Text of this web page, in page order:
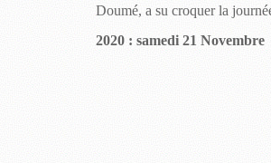
Doumé, a su croquer la
2020 : samedi 21 Novembre